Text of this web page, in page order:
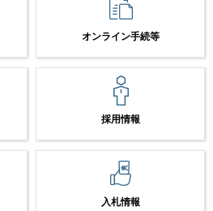
オンライン手続等
採用情報
入札情報